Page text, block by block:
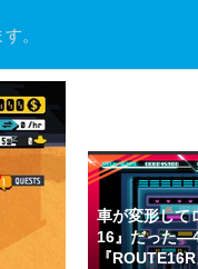
。
車が変形して
16』だった
『